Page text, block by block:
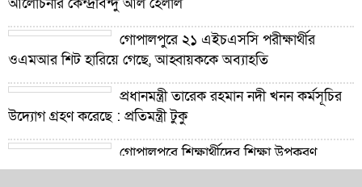
আলোচনার কেন্দ্রবিন্দু আল হেলাল
গোপালপুরে ২১ এইচএসসি পরীক্ষার্থীর
ওএমআর শিট হারিয়ে গেছে, আহ্বায়ককে অব্যাহতি
প্রধানমন্ত্রী তারেক রহমান নদী খনন কর্মসূচির
উদ্যোগ গ্রহণ করেছে : প্রতিমন্ত্রী টুকু
গোপালপুরে শিক্ষার্থীদের শিক্ষা উপকরণ
বিতরণ ও শ্রেষ্ঠ প্রধান শিক্ষকদের সংবর্ধনা